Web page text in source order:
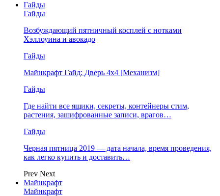
Гайды
Гайды
Возбуждающий пятничный косплей с нотками
Хэллоуина и авокадо
Гайды
Майнкрафт Гайд: Дверь 4х4 [Механизм]
Гайды
Где найти все ящики, секреты, контейнеры стим,
растения, зашифрованные записи, врагов…
Гайды
Черная пятница 2019 — дата начала, время проведения,
как легко купить и доставить…
Prev Next
Майнкрафт
Майнкрафт